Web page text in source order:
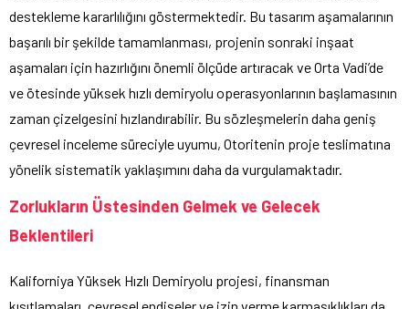
destekleme kararlılığını göstermektedir. Bu tasarım aşamalarının
başarılı bir şekilde tamamlanması, projenin sonraki inşaat
aşamaları için hazırlığını önemli ölçüde artıracak ve Orta Vadi’de
ve ötesinde yüksek hızlı demiryolu operasyonlarının başlamasının
zaman çizelgesini hızlandırabilir. Bu sözleşmelerin daha geniş
çevresel inceleme süreciyle uyumu, Otoritenin proje teslimatına
yönelik sistematik yaklaşımını daha da vurgulamaktadır.
Zorlukların Üstesinden Gelmek ve Gelecek
Beklentileri
Kaliforniya Yüksek Hızlı Demiryolu projesi, finansman